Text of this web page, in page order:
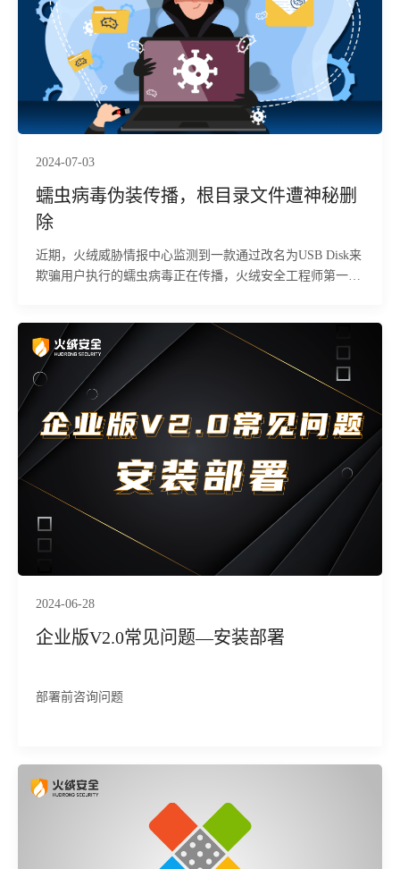
2024-07-03
蠕虫病毒伪装传播，根目录文件遭神秘删
除
近期，火绒威胁情报中心监测到一款通过改名为USB Disk来
欺骗用户执行的蠕虫病毒正在传播，火绒安全工程师第一时
2024-06-28
企业版V2.0常见问题—安装部署
部署前咨询问题